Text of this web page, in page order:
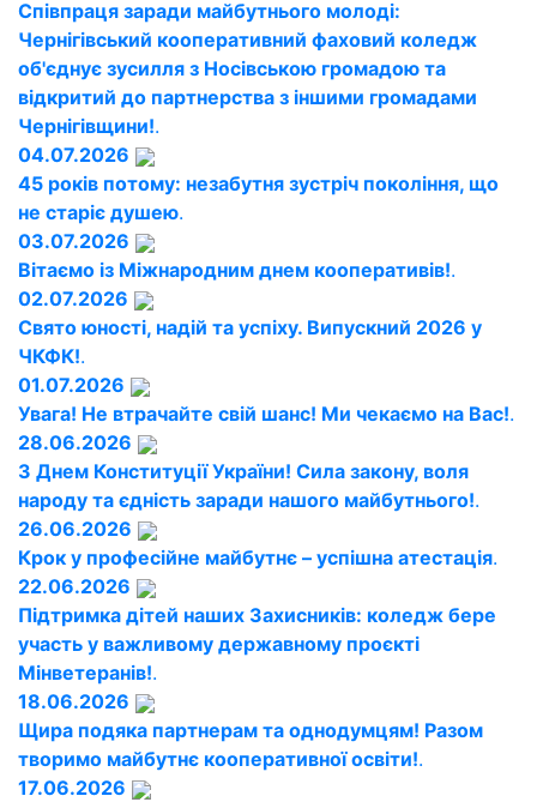
Співпраця заради майбутнього молоді:
Чернігівський кооперативний фаховий коледж
об'єднує зусилля з Носівською громадою та
відкритий до партнерства з іншими громадами
Чернігівщини!.
04.07.2026
45 років потому: незабутня зустріч покоління, що
не старіє душею.
03.07.2026
Вітаємо із Міжнародним днем кооперативів!.
02.07.2026
Свято юності, надій та успіху. Випускний 2026 у
ЧКФК!.
01.07.2026
Увага! Не втрачайте свій шанс! Ми чекаємо на Вас!.
28.06.2026
З Днем Конституції України! Сила закону, воля
народу та єдність заради нашого майбутнього!.
26.06.2026
Крок у професійне майбутнє – успішна атестація.
22.06.2026
Підтримка дітей наших Захисників: коледж бере
участь у важливому державному проєкті
Мінветеранів!.
18.06.2026
Щира подяка партнерам та однодумцям! Разом
творимо майбутнє кооперативної освіти!.
17.06.2026